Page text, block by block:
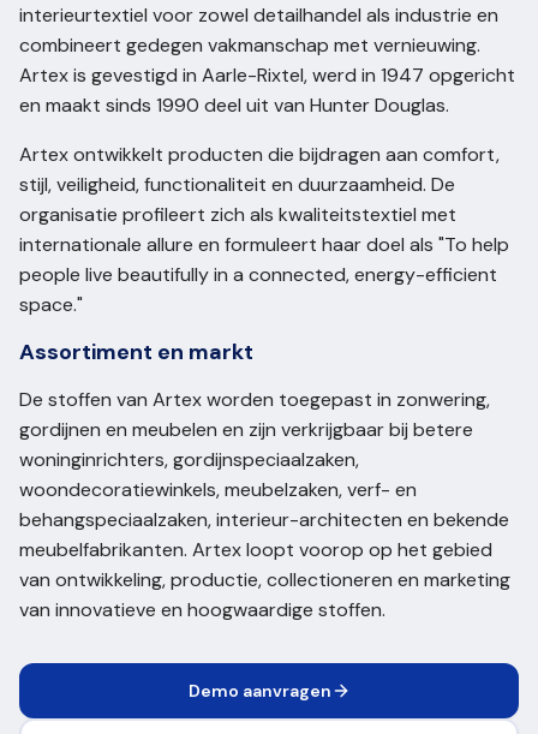
interieurtextiel voor zowel detailhandel als industrie en
combineert gedegen vakmanschap met vernieuwing.
Artex is gevestigd in Aarle-Rixtel, werd in 1947 opgericht
en maakt sinds 1990 deel uit van Hunter Douglas.
Artex ontwikkelt producten die bijdragen aan comfort,
stijl, veiligheid, functionaliteit en duurzaamheid. De
organisatie profileert zich als kwaliteitstextiel met
internationale allure en formuleert haar doel als "To help
people live beautifully in a connected, energy-efficient
space."
Assortiment en markt
De stoffen van Artex worden toegepast in zonwering,
gordijnen en meubelen en zijn verkrijgbaar bij betere
woninginrichters, gordijnspeciaalzaken,
woondecoratiewinkels, meubelzaken, verf- en
behangspeciaalzaken, interieur-architecten en bekende
meubelfabrikanten. Artex loopt voorop op het gebied
van ontwikkeling, productie, collectioneren en marketing
van innovatieve en hoogwaardige stoffen.
Demo aanvragen